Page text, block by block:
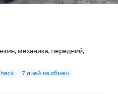
механика, передний,
7 дней на обмен